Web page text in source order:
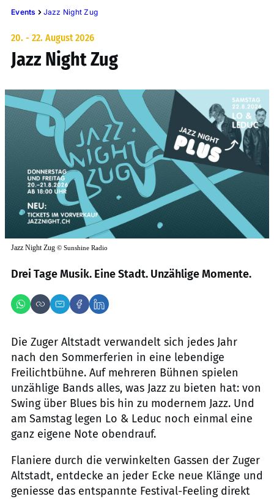
Events Jazz Night Zug
20. - 22. August 2026
Jazz Night Zug
Jazz Night Zug © Sunshine Radio
Drei Tage Musik. Eine Stadt. Unzählige Momente.
Die Zuger Altstadt verwandelt sich jedes Jahr
nach den Sommerferien in eine lebendige
Freilichtbühne. Auf mehreren Bühnen spielen
unzählige Bands alles, was Jazz zu bieten hat: von
Swing über Blues bis hin zu modernem Jazz. Und
am Samstag legen Lo & Leduc noch einmal eine
ganz eigene Note obendrauf.
Flaniere durch die verwinkelten Gassen der Zuger
Altstadt, entdecke an jeder Ecke neue Klänge und
geniesse das entspannte Festival-Feeling direkt